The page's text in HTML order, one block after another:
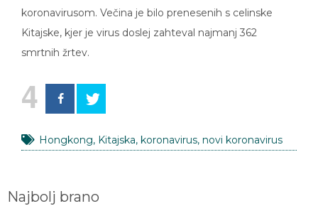
koronavirusom. Večina je bilo prenesenih s celinske
Kitajske, kjer je virus doslej zahteval najmanj 362
smrtnih žrtev.
4
Hongkong, Kitajska, koronavirus, novi koronavirus
Najbolj brano